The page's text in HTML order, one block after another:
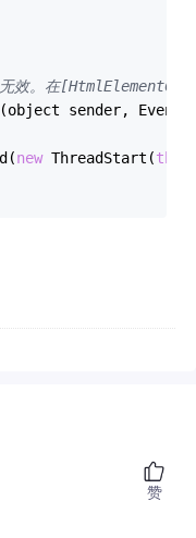
效。在
(object sender,
new ThreadStart(this
赞